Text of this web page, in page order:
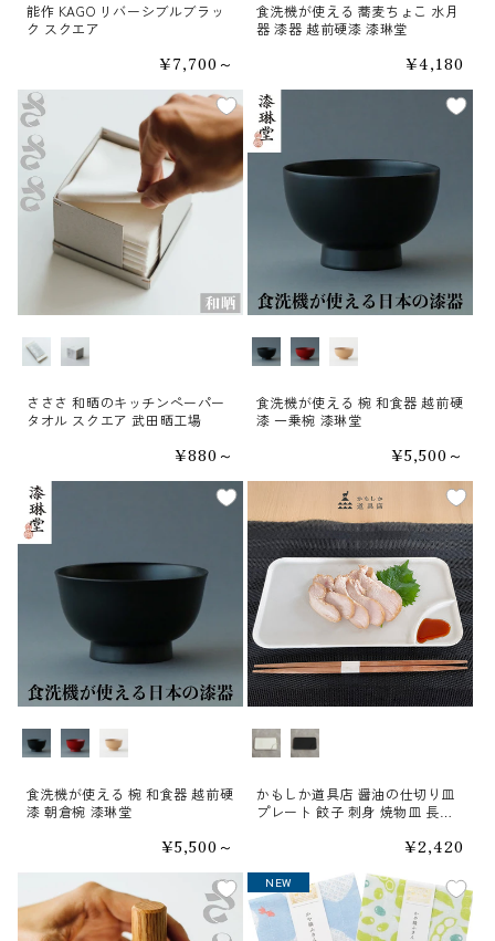
能作 KAGO リバーシブルブラッ
ク スクエア
通
価
格
¥7,700～
食洗機が使える 蕎麦ちょこ 水月
器 漆器 越前硬漆 漆琳堂
通
価
¥4,180
種類
さささ 和晒のキッチンペーパー
タオル スクエア 武田晒工場
通
価
¥880～
カラー
食洗機が使える 椀 和食器 越前硬
漆 一乗椀 漆琳堂
通
価
¥5,500～
カラー
食洗機が使える 椀 和食器 越前硬
漆 朝倉椀 漆琳堂
通
¥5,500～
カラー
かもしか道具店 醤油の仕切り皿
プレート 餃子 刺身 焼物皿 長角
通
価
格
¥2,420
NEW
NEW